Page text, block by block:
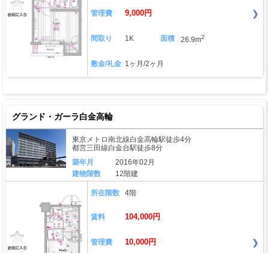
管理費 9,000円
間取り 1K 面積 26.9m2
敷金/礼金 1ヶ月/2ヶ月
グランド・ガーラ白金高輪
東京メトロ南北線白金高輪駅徒歩4分
都営三田線白金台駅徒歩8分
築年月
2016年02月
建物階数
12階建
所在階数 4階
賃料 104,000円
管理費 10,000円